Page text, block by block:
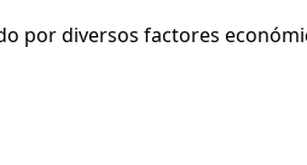
por diversos factores